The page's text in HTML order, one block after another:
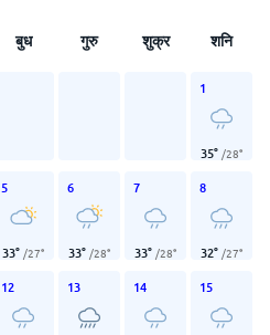
बुध गुरु शुक्र शनि
1
35° /28°
5
33° /27°
6
33° /28°
7
33° /28°
8
32° /27°
12 13 14 15